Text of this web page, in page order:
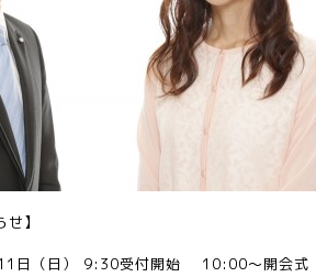
】
日（日） 9:30受付開始 10:00～開会式